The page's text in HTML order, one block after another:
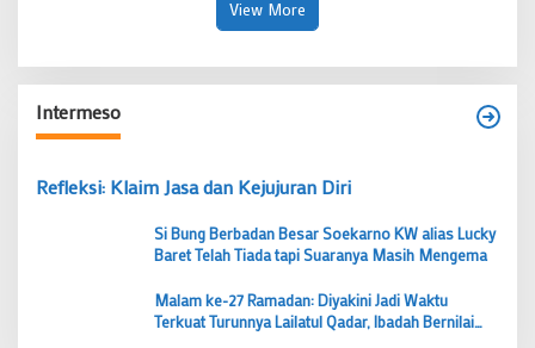
View More
Intermeso
Refleksi: Klaim Jasa dan Kejujuran Diri
Si Bung Berbadan Besar Soekarno KW alias Lucky
Baret Telah Tiada tapi Suaranya Masih Mengema
Malam ke-27 Ramadan: Diyakini Jadi Waktu
Terkuat Turunnya Lailatul Qadar, Ibadah Bernilai